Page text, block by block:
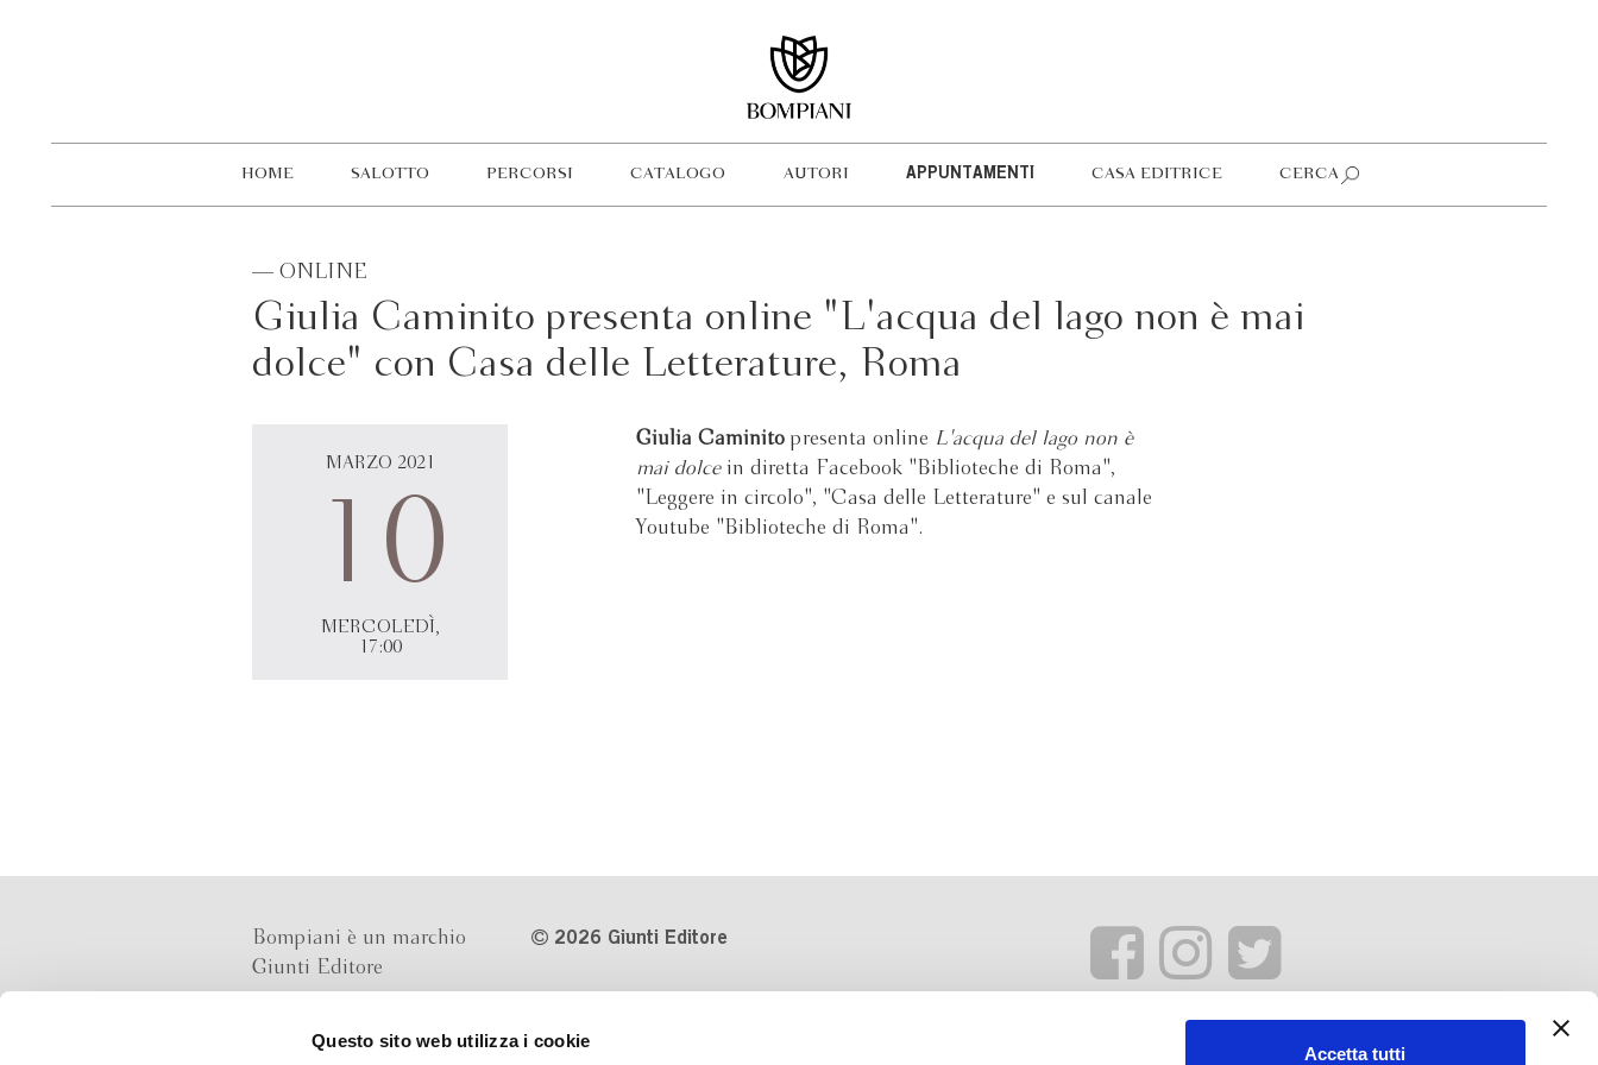
Questo sito web utilizza i cookie
Accetta tutti
HOME SALOTTO PERCORSI CATALOGO AUTORI APPUNTAMENTI CASA EDITRICE CERCA
— ONLINE
Giulia Caminito presenta online "L'acqua del lago non è mai
dolce" con Casa delle Letterature, Roma
MARZO 2021
10
MERCOLEDÌ,
17:00
Giulia Caminitopresenta online L'acqua del lago non è
mai dolcein diretta Facebook "Biblioteche di Roma",
"Leggere in circolo", "Casa delle Letterature" e sul canale
Youtube "Biblioteche di Roma".
Bompiani è un marchio
Giunti Editore
2026 Giunti Editore